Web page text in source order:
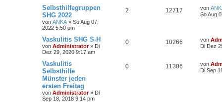
Selbsthilfegruppen
SHG 2022
von ANKA » So Aug 07,
2022 5:50 pm
2 12717 von
So Aug
Vaskulitis SHG S-H
von Administrator» Di
Dez 29, 2020 9:17 am
0 10266 von
Di Dez
Vaskulitis
Selbsthilfe
Münster jeden
ersten Freitag
von Administrator» Di
Sep 18, 2018 9:14 pm
0 11306 von
Di Sep